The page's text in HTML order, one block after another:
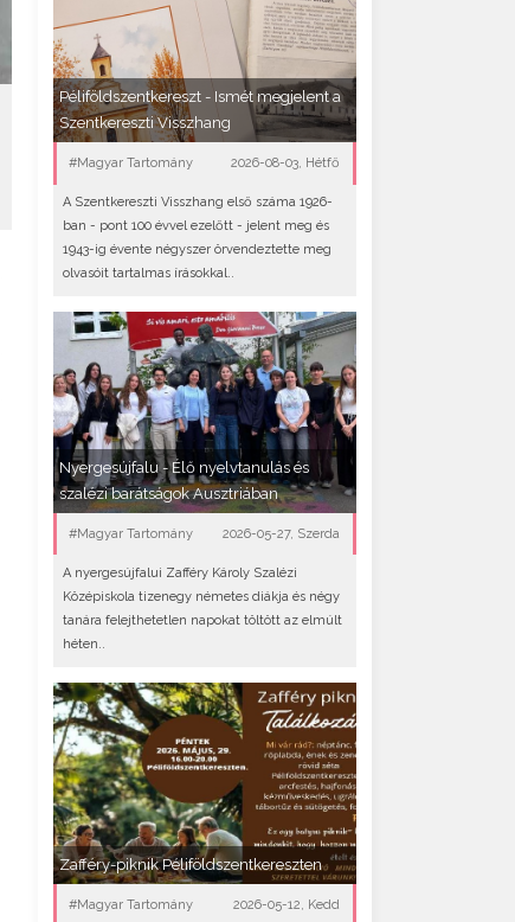
Péliföldszentkereszt - Ismét megjelent a
Szentkereszti Visszhang
#Magyar Tartomány 2026-08-03, Hétfő
A Szentkereszti Visszhang első száma 1926-
ban - pont 100 évvel ezelőtt - jelent meg és
1943-ig évente négyszer örvendeztette meg
olvasóit tartalmas írásokkal..
Nyergesújfalu - Élő nyelvtanulás és
szalézi barátságok Ausztriában
#Magyar Tartomány 2026-05-27, Szerda
A nyergesújfalui Zafféry Károly Szalézi
Középiskola tizenegy németes diákja és négy
tanára felejthetetlen napokat töltött az elmúlt
héten..
Zafféry-piknik Péliföldszentkereszten
#Magyar Tartomány 2026-05-12, Kedd